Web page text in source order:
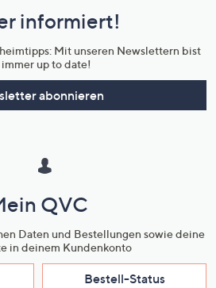
informiert!
Mit unseren Newslettern bist
up to date!
abonnieren
QVC
Daten und Bestellungen sowie deine
in deinem Kundenkonto
Bestell-Status